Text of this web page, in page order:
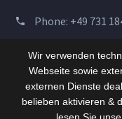
Phone: +49 731
Wir verwenden
Webseite sowie
externen Dienste
belieben aktivieren &
lesen Sie